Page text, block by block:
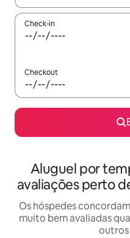
Check-in
Checkout
Aluguel por
avaliações perto
Os hóspedes
muito bem avaliadas
outros